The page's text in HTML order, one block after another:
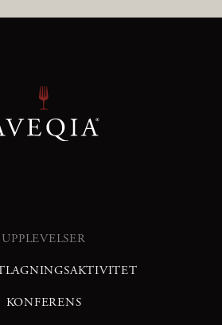
UPPLEVELSER
KONFERENS